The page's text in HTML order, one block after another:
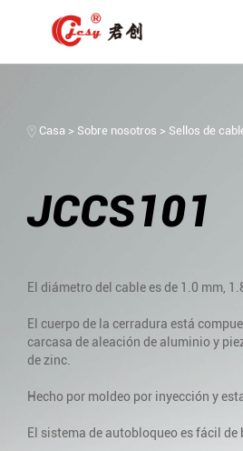
Casa > Sobre nosotros > Sellos de
JCCS101
El diámetro del cable es de 1.0 mm,
El cuerpo de la cerradura está
carcasa de aleación de aluminio y
de zinc.
Hecho por moldeo por inyección y
El sistema de autobloqueo es fácil de